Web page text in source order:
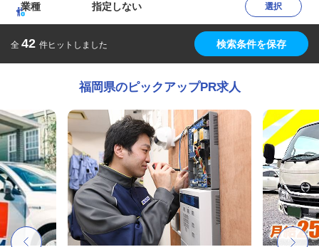
業種 指定しない 選択
全 42 件ヒットしました 検索条件を保存
福岡県のピックアップPR求人